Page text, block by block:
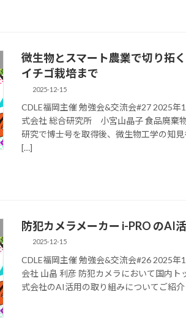
微生物とスマート農業で切り拓
イチゴ栽培まで
2025-12-15
CDLE福岡主催 勉強会&交流会#27 2025
式会社 総合研究所 小宮山晶子 食品廃棄
研究で博士号を取得後、微生物工学の知
[…]
防犯カメラメーカー i-PRO のAI
2025-12-15
CDLE福岡主催 勉強会&交流会#26 2025
会社 山畠 利彦 防犯カメラにおいて国内ト
式会社のAI活用の取り組みについてご紹